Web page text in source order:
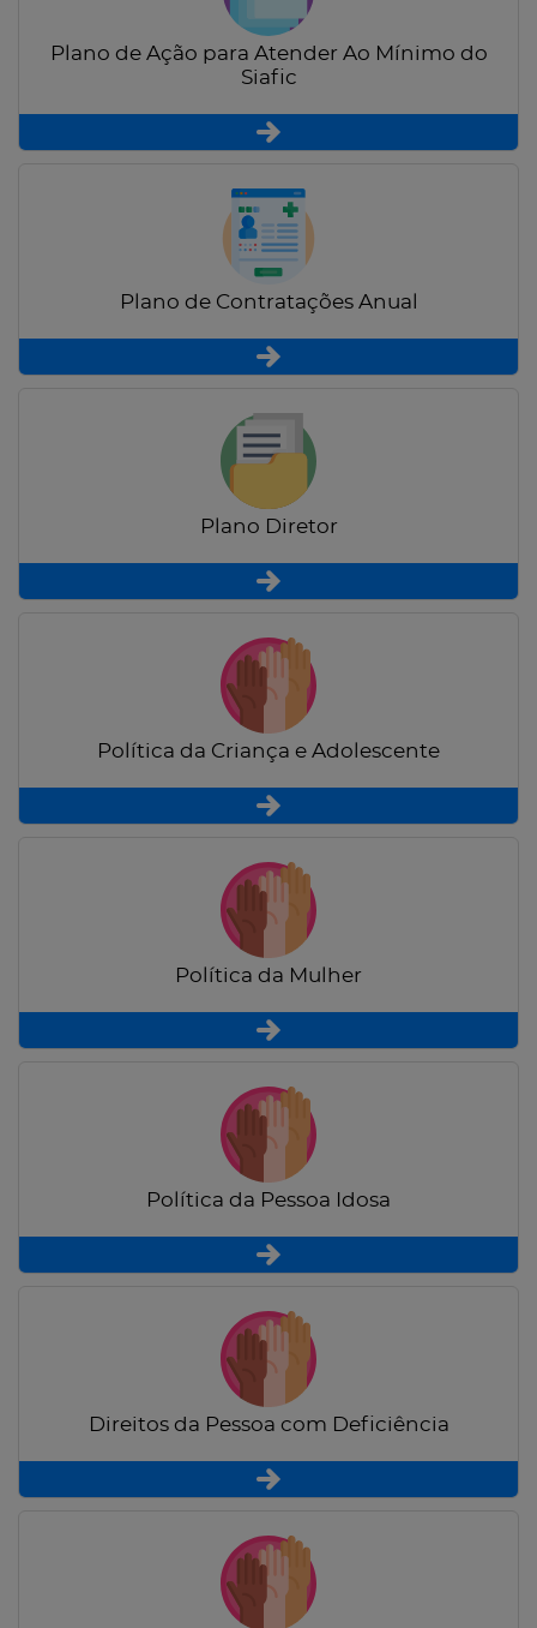
Plano de Ação para Atender Ao Mínimo do
Siafic
Plano de Contratações Anual
Plano Diretor
Política da Criança e Adolescente
Política da Mulher
Política da Pessoa Idosa
Direitos da Pessoa com Deficiência